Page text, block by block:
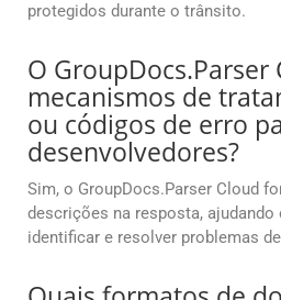
protegidos durante o trânsito.
O
mecanismos de
ou códigos de erro
desenvolvedores?
Sim, o GroupDocs.Parser Cloud
descrições na resposta,
identificar e resolver problemas